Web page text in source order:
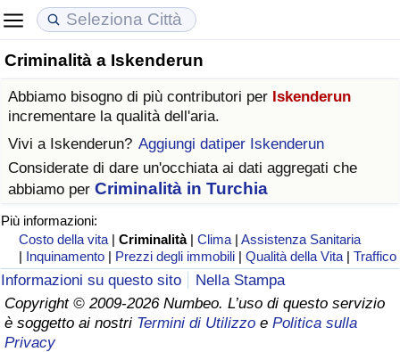
Criminalità a Iskenderun
Abbiamo bisogno di più contributori per Iskenderun
incrementare la qualità dell'aria.
Vivi a Iskenderun? Aggiungi datiper Iskenderun
Considerate di dare un'occhiata ai dati aggregati che
abbiamo per Criminalità in Turchia
Più informazioni:
Costo della vita |Criminalità |Clima |Assistenza Sanitaria
| Inquinamento | Prezzi degli immobili |Qualità della Vita |Traffico
Informazioni su questo sito
Nella Stampa
Copyright © 2009-2026 Numbeo. L’uso di questo servizio
è soggetto ai nostri Termini di Utilizzo e Politica sulla
Privacy
Costo della vita
Indice Del Costo Della Vita (corrente)
Indice Del Costo Della Vita
Indice del Costo della Vita per Nazione
ad Aqaba
Prezzi degli immobili
Indice del Prezzo delle Case (Corrente)
Indice del Prezzo delle Case
Indice del Prezzo delle Case per Nazione
Qualità della Vita
Indice della Qualità della Vita
Indice della Qualità della Vita (Corrente)
Indice della qualità della vita per Paese
Criminalità
Indice del Tasso di Criminalità (Corrente)
Indice della Criminalità